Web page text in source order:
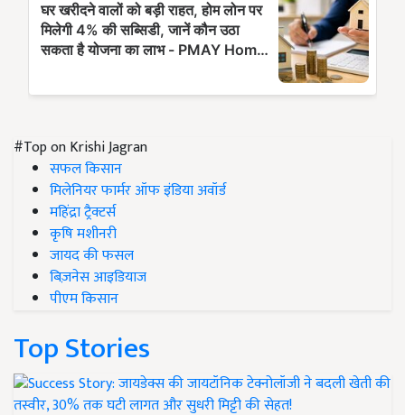
#Top on Krishi Jagran
सफल किसान
मिलेनियर फार्मर ऑफ इंडिया अवॉर्ड
महिंद्रा ट्रैक्टर्स
कृषि मशीनरी
जायद की फसल
बिज़नेस आइडियाज
पीएम किसान
Top Stories